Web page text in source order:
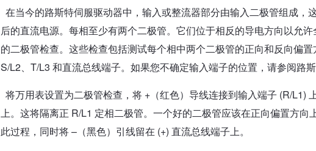
在当今的路斯特伺服驱动器中，输入或整流器部分由输入二极管组成，
后的直流电源。每相至少有两个二极管。它们位于相反的导电方向以允
的二极管检查。这些检查包括测试每个相中两个二极管的正向和反向偏置
S/L2、T/L3 和直流总线端子。如果您不确定输入端子的位置，请参阅路斯
将万用表设置为二极管检查，将 +（红色）导线连接到输入端子 (R/L1)
上。这将隔离正 R/L1 定相二极管。一个好的二极管应该在正向偏置方向
此过程，同时将 –（黑色）引线留在 (+) 直流总线端子上。